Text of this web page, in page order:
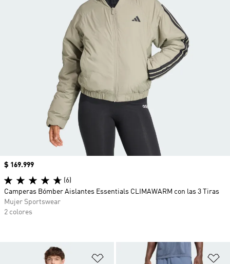
Añadir a la lista de deseos
Precio
$ 169.999
(6)
Camperas Bómber Aislantes Essentials CLIMAWARM con las 3 Tiras
Mujer Sportswear
2 colores